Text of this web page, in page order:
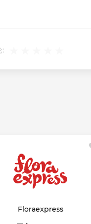
:
Floraexpress